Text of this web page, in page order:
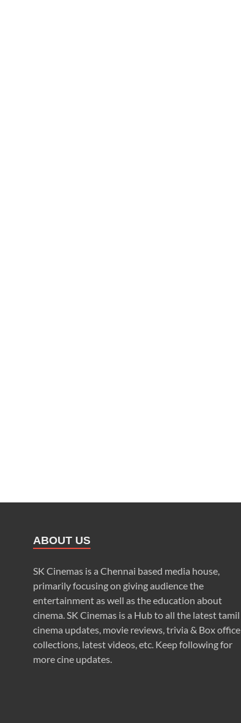
ABOUT US
SK Cinemas is a Chennai based media house,
primarily focusing on giving audience the
entertainment as well as the education about
cinema. SK Cinemas is a Hub to all the latest tamil
cinema updates, movie reviews, trivia & Box office
collections, latest videos, etc. Keep following for
more cine updates.